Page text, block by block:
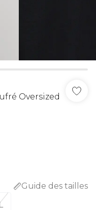
Oversized
Guide des tailles